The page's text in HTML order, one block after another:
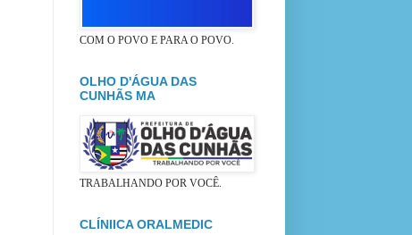
COM O POVO E PARA O POVO.
OLHO D'ÁGUA DAS
CUNHÃS MA
TRABALHANDO POR VOCÊ.
CLÍNIICA ORALMEDIC